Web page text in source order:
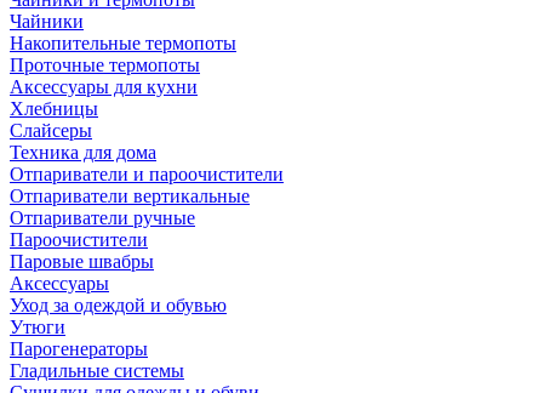
Чайники
Накопительные термопоты
Проточные термопоты
Аксессуары для кухни
Хлебницы
Слайсеры
Техника для дома
Отпариватели и пароочистители
Отпариватели вертикальные
Отпариватели ручные
Пароочистители
Паровые швабры
Аксессуары
Уход за одеждой и обувью
Утюги
Парогенераторы
Гладильные системы